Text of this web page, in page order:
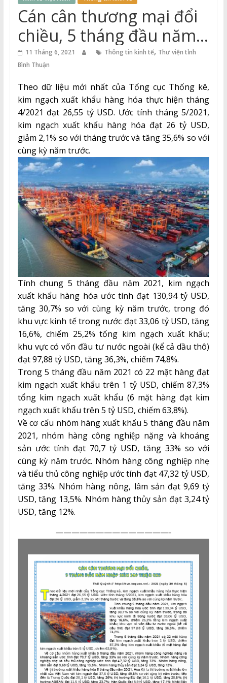
Thuận
Cổng
Vào
Tri
Thức
Cán cân thương mại đổi
chiều, 5 tháng đầu năm
nhập siêu 369 triệu USD
11 Tháng 6, 2021 Thông tin kinh tế, Thư viện tỉnh
Bình Thuận
Theo dữ liệu mới nhất của Tổng cục Thống kê,
kim ngạch xuất khẩu hàng hóa thực hiện tháng
4/2021 đạt 26,55 tỷ USD. Ước tính tháng 5/2021,
kim ngạch xuất khẩu hàng hóa đạt 26 tỷ USD,
giảm 2,1% so với tháng trước và tăng 35,6% so với
cùng kỳ năm trước.
Tính chung 5 tháng đầu năm 2021, kim ngạch
xuất khẩu hàng hóa ước tính đạt 130,94 tỷ USD,
tăng 30,7% so với cùng kỳ năm trước, trong đó
khu vực kinh tế trong nước đạt 33,06 tỷ USD, tăng
16,6%, chiếm 25,2% tổng kim ngạch xuất khẩu;
khu vực có vốn đầu tư nước ngoài (kể cả dầu thô)
đạt 97,88 tỷ USD, tăng 36,3%, chiếm 74,8%.
Trong 5 tháng đầu năm 2021 có 22 mặt hàng đạt
kim ngạch xuất khẩu trên 1 tỷ USD, chiếm 87,3%
tổng kim ngạch xuất khẩu (6 mặt hàng đạt kim
ngạch xuất khẩu trên 5 tỷ USD, chiếm 63,8%).
Về cơ cấu nhóm hàng xuất khẩu 5 tháng đầu năm
2021, nhóm hàng công nghiệp nặng và khoáng
sản ước tính đạt 70,7 tỷ USD, tăng 33% so với
cùng kỳ năm trước. Nhóm hàng công nghiệp nhẹ
và tiểu thủ công nghiệp ước tính đạt 47,32 tỷ USD,
tăng 33%. Nhóm hàng nông, lâm sản đạt 9,69 tỷ
USD, tăng 13,5%. Nhóm hàng thủy sản đạt 3,24 tỷ
USD, tăng 12%.
——————————————-